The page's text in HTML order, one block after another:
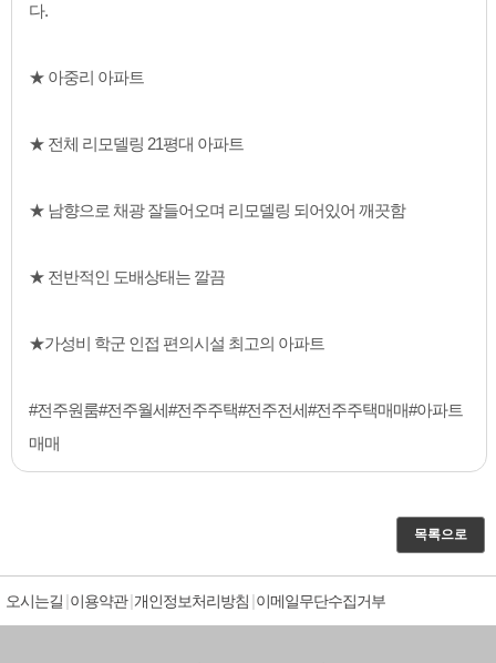
다.
★ 아중리 아파트
★ 전체 리모델링 21평대 아파트
★ 남향으로 채광 잘들어오며 리모델링 되어있어 깨끗함
★ 전반적인 도배상태는 깔끔
★가성비 학군 인접 편의시설 최고의 아파트
#전주원룸#전주월세#전주주택#전주전세#전주주택매매#아파트
매매
목록으로
오시는길 이용약관 개인정보처리방침 이메일무단수집거부